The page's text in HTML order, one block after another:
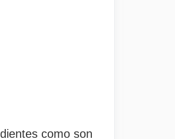
como son